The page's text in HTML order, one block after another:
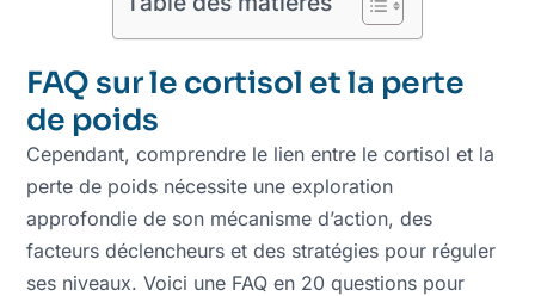
FAQ sur le cortisol et la perte
de poids
Cependant, comprendre le lien entre le cortisol et la
perte de poids nécessite une exploration
approfondie de son mécanisme d’action, des
facteurs déclencheurs et des stratégies pour réguler
ses niveaux. Voici une FAQ en 20 questions pour